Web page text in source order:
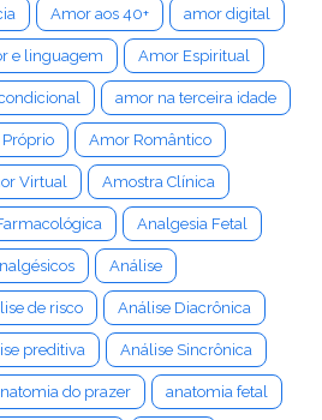
Amor aos 40+ amor digital
e linguagem Amor Espiritual
amor na terceira idade
Amor Romântico
Virtual Amostra Clínica
Analgesia Fetal
Análise
de risco Análise Diacrônica
preditiva Análise Sincrônica
do prazer anatomia fetal